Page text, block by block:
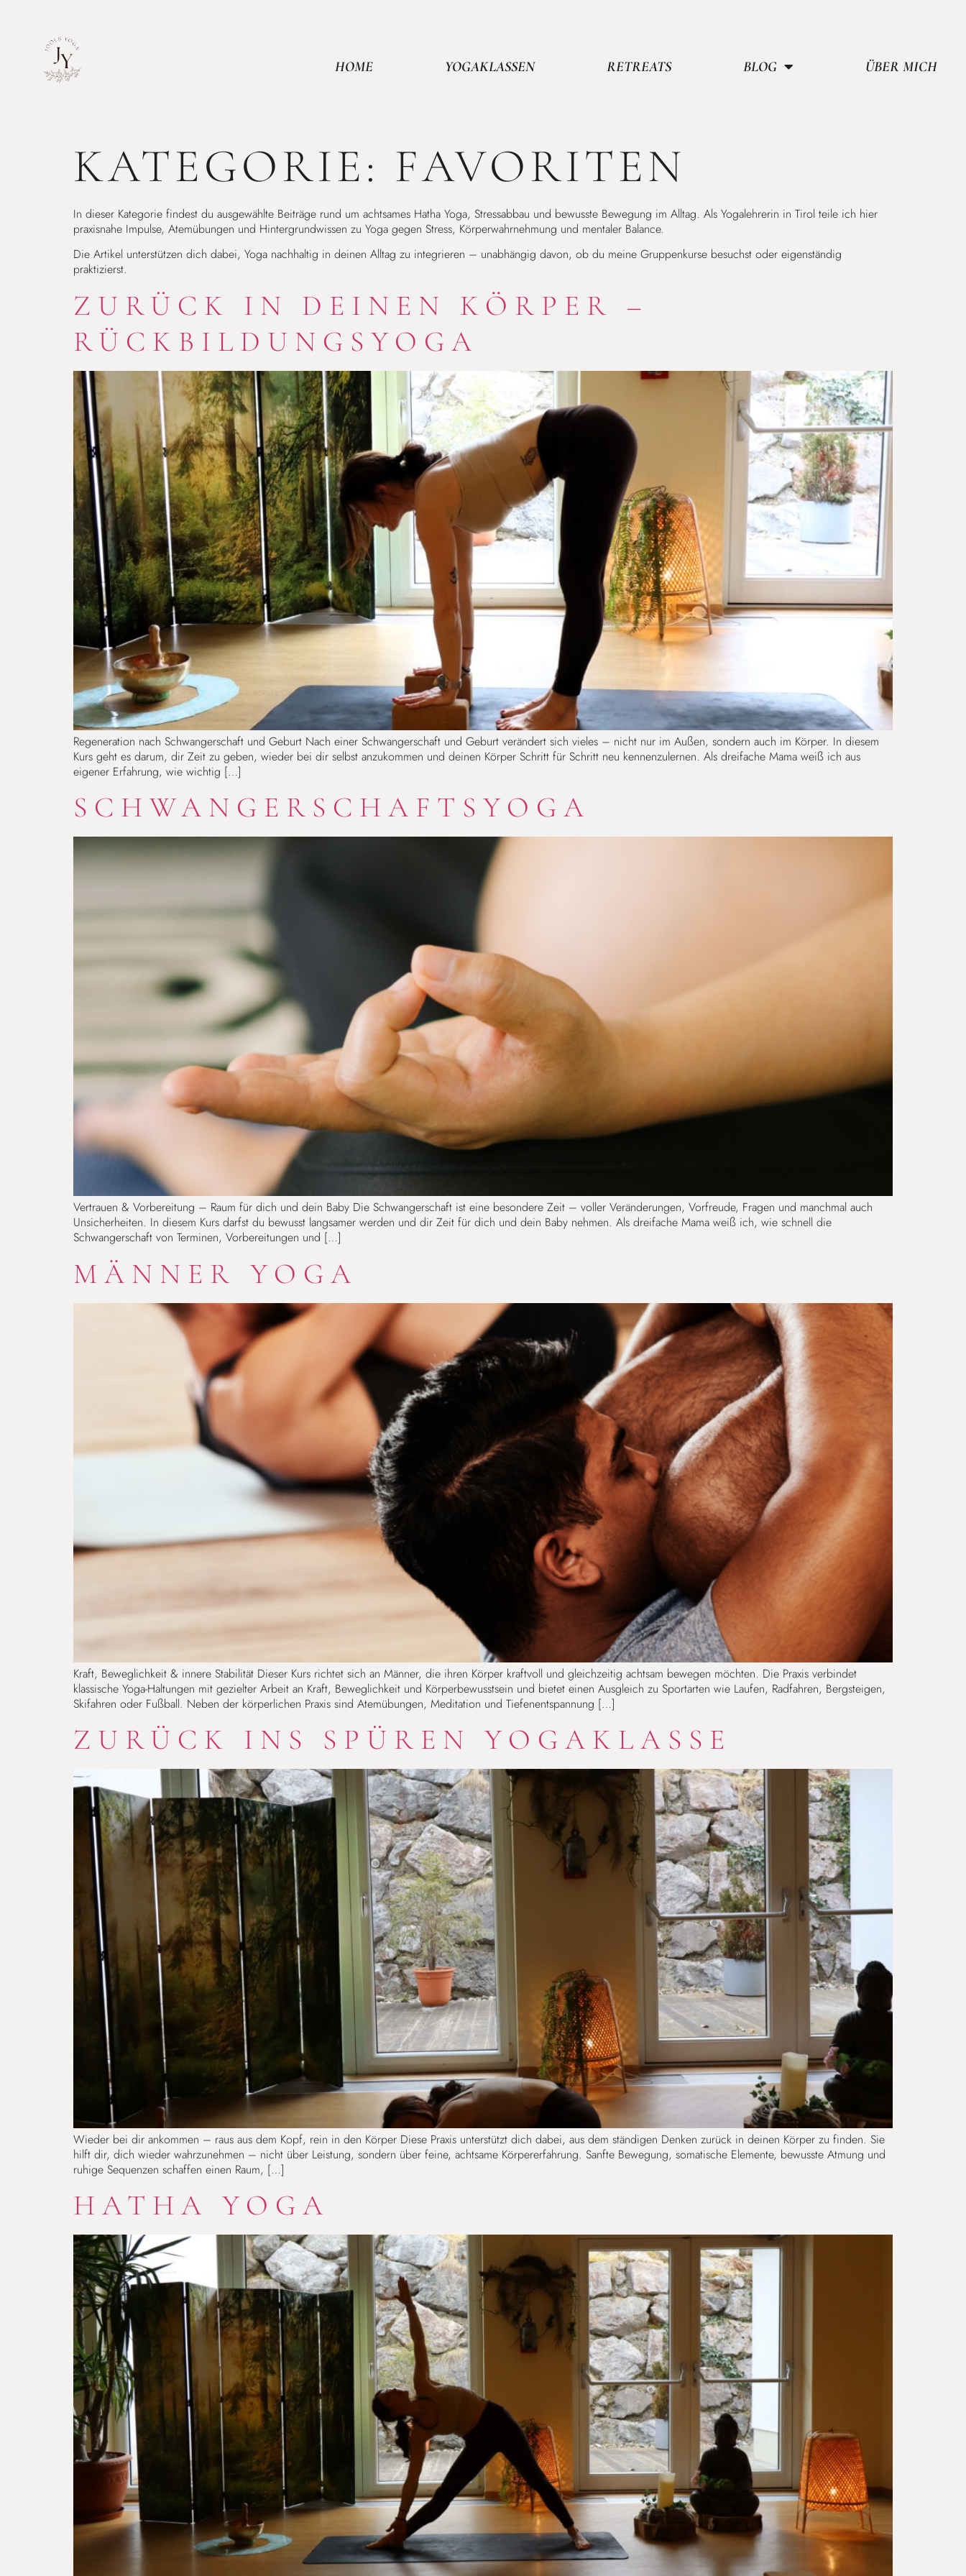
HOME YOGAKLASSEN RETREATS BLOG ÜBER MICH
KATEGORIE: FAVORITEN
In dieser Kategorie findest du ausgewählte Beiträge rund um achtsames Hatha Yoga, Stressabbau und bewusste Bewegung im Alltag. Als Yogalehrerin in Tirol teile ich hier
praxisnahe Impulse, Atemübungen und Hintergrundwissen zu Yoga gegen Stress, Körperwahrnehmung und mentaler Balance.
Die Artikel unterstützen dich dabei, Yoga nachhaltig in deinen Alltag zu integrieren – unabhängig davon, ob du meine Gruppenkurse besuchst oder eigenständig
praktizierst.
ZURÜCK IN DEINEN KÖRPER –
RÜCKBILDUNGSYOGA
Regeneration nach Schwangerschaft und Geburt Nach einer Schwangerschaft und Geburt verändert sich vieles – nicht nur im Außen, sondern auch im Körper. In diesem
Kurs geht es darum, dir Zeit zu geben, wieder bei dir selbst anzukommen und deinen Körper Schritt für Schritt neu kennenzulernen. Als dreifache Mama weiß ich aus
eigener Erfahrung, wie wichtig […]
SCHWANGERSCHAFTSYOGA
Vertrauen & Vorbereitung – Raum für dich und dein Baby Die Schwangerschaft ist eine besondere Zeit – voller Veränderungen, Vorfreude, Fragen und manchmal auch
Unsicherheiten. In diesem Kurs darfst du bewusst langsamer werden und dir Zeit für dich und dein Baby nehmen. Als dreifache Mama weiß ich, wie schnell die
Schwangerschaft von Terminen, Vorbereitungen und […]
MÄNNER YOGA
Kraft, Beweglichkeit & innere Stabilität Dieser Kurs richtet sich an Männer, die ihren Körper kraftvoll und gleichzeitig achtsam bewegen möchten. Die Praxis verbindet
klassische Yoga-Haltungen mit gezielter Arbeit an Kraft, Beweglichkeit und Körperbewusstsein und bietet einen Ausgleich zu Sportarten wie Laufen, Radfahren, Bergsteigen,
Skifahren oder Fußball. Neben der körperlichen Praxis sind Atemübungen, Meditation und Tiefenentspannung […]
ZURÜCK INS SPÜREN YOGAKLASSE
Wieder bei dir ankommen – raus aus dem Kopf, rein in den Körper Diese Praxis unterstützt dich dabei, aus dem ständigen Denken zurück in deinen Körper zu finden. Sie
hilft dir, dich wieder wahrzunehmen – nicht über Leistung, sondern über feine, achtsame Körpererfahrung. Sanfte Bewegung, somatische Elemente, bewusste Atmung und
ruhige Sequenzen schaffen einen Raum, […]
HATHA YOGA